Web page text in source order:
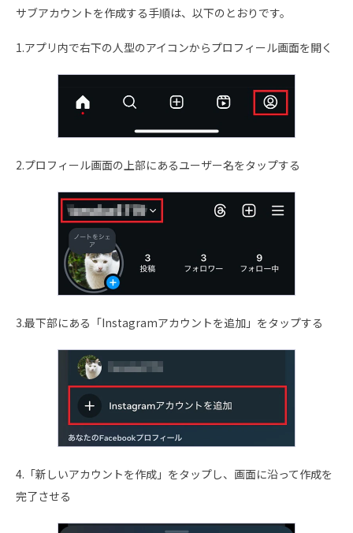
サブアカウントを作成する手順は、以下のとおりです。
1.アプリ内で右下の人型のアイコンからプロフィール画面を開く
2.プロフィール画面の上部にあるユーザー名をタップする
3.最下部にある「Instagramアカウントを追加」をタップする
4.「新しいアカウントを作成」をタップし、画面に沿って作成を
完了させる